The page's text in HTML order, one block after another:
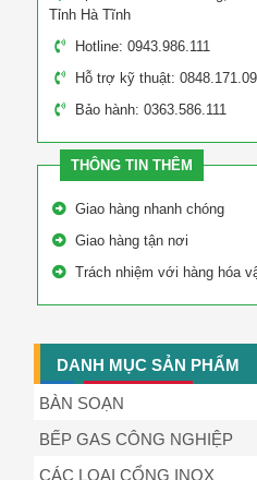
Tỉnh Hà Tĩnh
Hotline: 0943.986.111
Hỗ trợ kỹ thuật:
Bảo hành: 0363.586.111
THÔNG TIN THÊM
Giao hàng nhanh chóng
Giao hàng tận nơi
Trách nhiệm với hàng hóa
DANH MỤC SẢN PHẨM
BÀN SOẠN
BẾP GAS CÔNG NGHIỆP
CÁC LOẠI CỔNG INOX